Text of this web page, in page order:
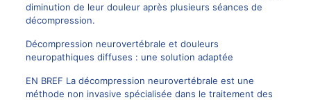
diminution de leur douleur après plusieurs séances de
décompression.
Décompression neurovertébrale et douleurs
neuropathiques diffuses : une solution adaptée
EN BREF La décompression neurovertébrale est une
méthode non invasive spécialisée dans le traitement des